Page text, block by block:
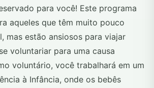
para você! Este programa
aqueles que têm muito pouco
mas estão ansiosos para viajar
voluntariar para uma causa
voluntário, você trabalhará em um
à Infância, onde os bebês